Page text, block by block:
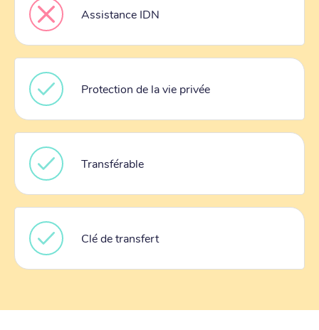
Assistance IDN
Protection de la vie privée
Transférable
Clé de transfert